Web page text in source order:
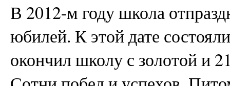
В 2012-м году школа
юбилей. К этой дате
окончил школу с золотой и